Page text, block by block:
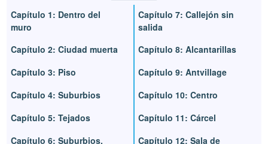
Capítulo 1: Dentro del
muro
Capítulo 2: Ciudad muerta
Capítulo 3: Piso
Capítulo 4: Suburbios
Capítulo 5: Tejados
Capítulo 6: Suburbios,
Capítulo 7: Callejón sin
salida
Capítulo 8: Alcantarillas
Capítulo 9: Antvillage
Capítulo 10: Centro
Capítulo 11: Cárcel
Capítulo 12: Sala de